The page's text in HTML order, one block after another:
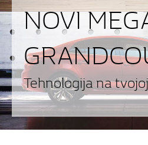
NOVI
Tehnologija na